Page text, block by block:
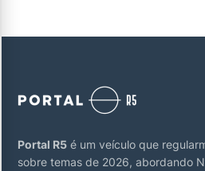
Portal R5 é um veículo que
sobre temas de 2026, abordando